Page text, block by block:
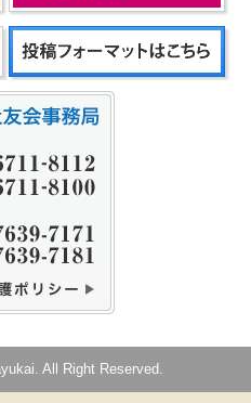
All Right Reserved.